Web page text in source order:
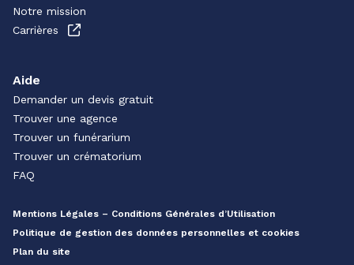
Notre mission
Carrières
Aide
Demander un devis gratuit
Trouver une agence
Trouver un funérarium
Trouver un crématorium
FAQ
Mentions Légales – Conditions Générales d’Utilisation
Politique de gestion des données personnelles et cookies
Plan du site